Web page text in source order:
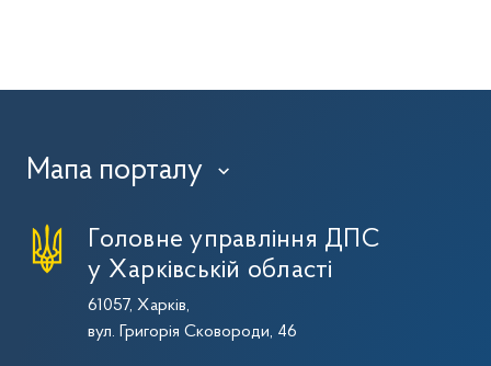
Мапа порталу ›
Головне управління ДПС
у Харківській області
61057, Харків,
вул. Григорія Сковороди, 46